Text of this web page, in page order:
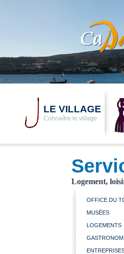
LE VILLAGE
Connaître le village
Logement,
OFFICE DU
MUSÉES
LOGEMENTS